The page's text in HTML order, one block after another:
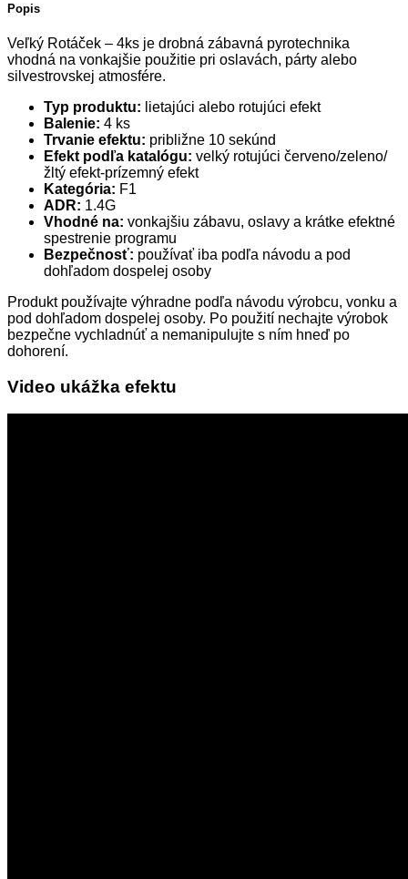
Popis
Veľký Rotáček – 4ks je drobná zábavná pyrotechnika
vhodná na vonkajšie použitie pri oslavách, párty alebo
silvestrovskej atmosfére.
Typ produktu: lietajúci alebo rotujúci efekt
Balenie: 4 ks
Trvanie efektu: približne 10 sekúnd
Efekt podľa katalógu: velký rotujúci červeno/zeleno/
žltý efekt-prízemný efekt
Kategória: F1
ADR: 1.4G
Vhodné na: vonkajšiu zábavu, oslavy a krátke efektné
spestrenie programu
Bezpečnosť: používať iba podľa návodu a pod
dohľadom dospelej osoby
Produkt používajte výhradne podľa návodu výrobcu, vonku a
pod dohľadom dospelej osoby. Po použití nechajte výrobok
bezpečne vychladnúť a nemanipulujte s ním hneď po
dohorení.
Video ukážka efektu